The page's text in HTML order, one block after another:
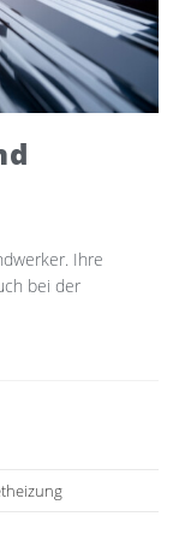
Ihre
bei der